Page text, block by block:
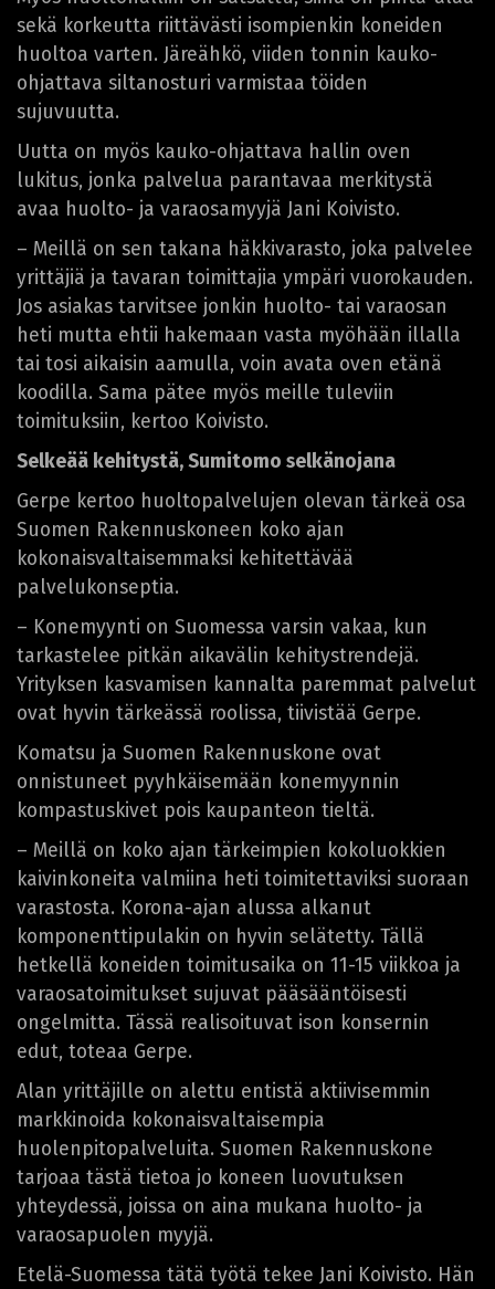
sekä korkeutta riittävästi isompienkin koneiden
huoltoa varten. Järeähkö, viiden tonnin kauko-
ohjattava siltanosturi varmistaa töiden
sujuvuutta.
Uutta on myös kauko-ohjattava hallin oven
lukitus, jonka palvelua parantavaa merkitystä
avaa huolto- ja varaosamyyjä Jani Koivisto.
– Meillä on sen takana häkkivarasto, joka palvelee
yrittäjiä ja tavaran toimittajia ympäri vuorokauden.
Jos asiakas tarvitsee jonkin huolto- tai varaosan
heti mutta ehtii hakemaan vasta myöhään illalla
tai tosi aikaisin aamulla, voin avata oven etänä
koodilla. Sama pätee myös meille tuleviin
toimituksiin, kertoo Koivisto.
Selkeää kehitystä, Sumitomo selkänojana
Gerpe kertoo huoltopalvelujen olevan tärkeä osa
Suomen Rakennuskoneen koko ajan
kokonaisvaltaisemmaksi kehitettävää
palvelukonseptia.
– Konemyynti on Suomessa varsin vakaa, kun
tarkastelee pitkän aikavälin kehitystrendejä.
Yrityksen kasvamisen kannalta paremmat palvelut
ovat hyvin tärkeässä roolissa, tiivistää Gerpe.
Komatsu ja Suomen Rakennuskone ovat
onnistuneet pyyhkäisemään konemyynnin
kompastuskivet pois kaupanteon tieltä.
– Meillä on koko ajan tärkeimpien kokoluokkien
kaivinkoneita valmiina heti toimitettaviksi suoraan
varastosta. Korona-ajan alussa alkanut
komponenttipulakin on hyvin selätetty. Tällä
hetkellä koneiden toimitusaika on 11-15 viikkoa ja
varaosatoimitukset sujuvat pääsääntöisesti
ongelmitta. Tässä realisoituvat ison konsernin
edut, toteaa Gerpe.
Alan yrittäjille on alettu entistä aktiivisemmin
markkinoida kokonaisvaltaisempia
huolenpitopalveluita. Suomen Rakennuskone
tarjoaa tästä tietoa jo koneen luovutuksen
yhteydessä, joissa on aina mukana huolto- ja
varaosapuolen myyjä.
Etelä-Suomessa tätä työtä tekee Jani Koivisto. Hän